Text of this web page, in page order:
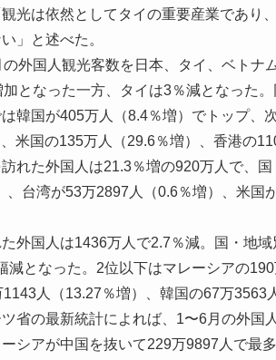
光は依然としてタイの重要産業であり
」と述べた。
外国人観光客数を日本、タイ、ベトナ
となった一方、タイは3％減となった
韓国が405万人（8.4％増）でトップ、
、米国の135万人（29.6％増）、香港の
れた外国人は21.3％増の920万人で、
、台湾が53万2897人（0.6％増）、米
外国人は1436万人で2.7％減。国・地
減となった。2位以下はマレーシアの
1143人（13.27％増）、韓国の67万3563
省の最新統計によれば、1〜6月の外国
シアが中国を抜いて229万9897人で最